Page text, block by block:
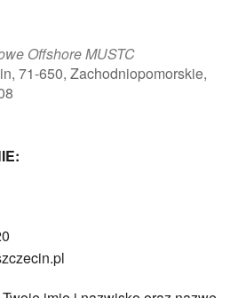
Offshore MUSTC
71-650, Zachodniopomorskie,